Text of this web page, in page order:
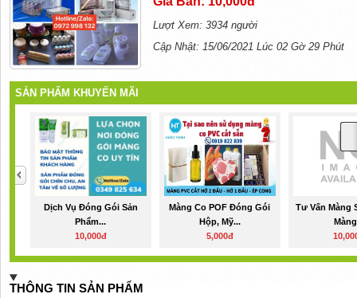
Lượt Xem: 3934 người
Cập Nhật: 15/06/2021 Lúc 02 Gờ 29 Phút
SẢN PHẨM KHUYẾN MÃI
Dịch Vụ Đóng Gói Sản
Phẩm...
10,000đ
Màng Co POF Đóng Gói
Hộp, Mỹ...
5,000đ
Tư Vấn Màng
THÔNG TIN SẢN PHẨM